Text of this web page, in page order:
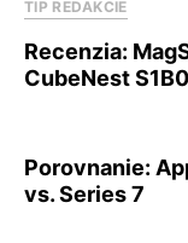
TIP REDAKCIE
Recenzia:
CubeNest S1B0
Porovnanie:
vs. Series 7